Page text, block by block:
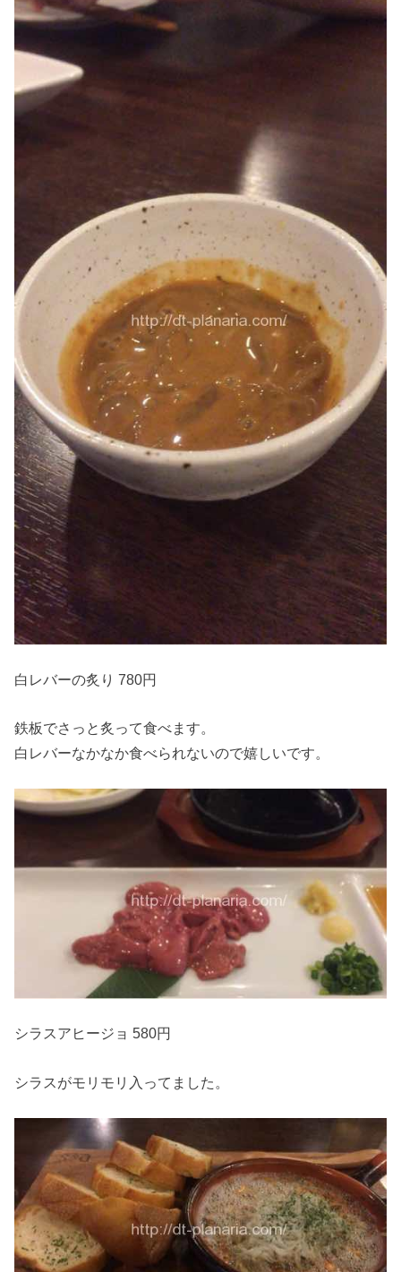
白レバーの炙り 780円
鉄板でさっと炙って食べます。
白レバーなかなか食べられないので嬉しいです。
シラスアヒージョ 580円
シラスがモリモリ入ってました。